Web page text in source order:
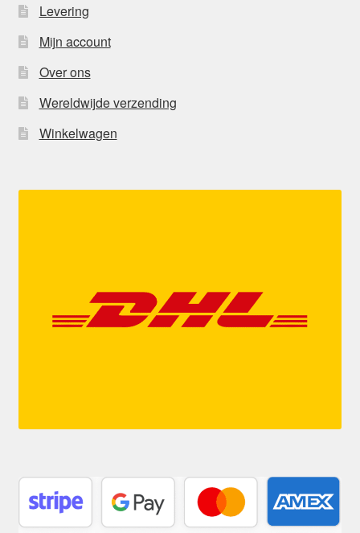
Levering
Mijn account
Over ons
Wereldwijde verzending
Winkelwagen